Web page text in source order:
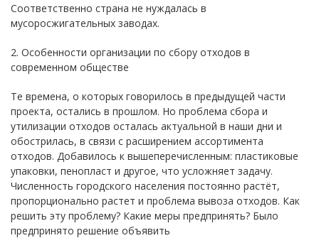
Соответственно страна не нуждалась в
мусоросжигательных заводах.
2. Особенности организации по сбору отходов в
современном обществе
Те времена, о которых говорилось в предыдущей части
проекта, остались в прошлом. Но проблема сбора и
утилизации отходов осталась актуальной в наши дни и
обострилась, в связи с расширением ассортимента
отходов. Добавилось к вышеперечисленным: пластиковые
упаковки, пенопласт и другое, что усложняет задачу.
Численность городского населения постоянно растёт,
пропорционально растет и проблема вывоза отходов. Как
решить эту проблему? Какие меры предпринять? Было
предпринято решение объявить